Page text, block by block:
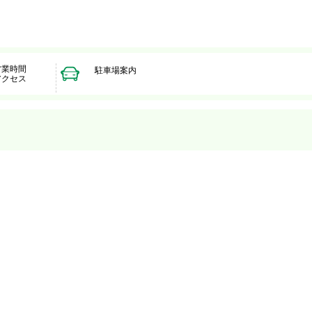
時間
セス
駐車場案内